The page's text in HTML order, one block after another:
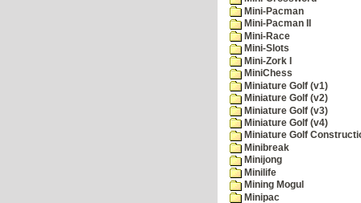
Mini-Pacman
Mini-Pacman II
Mini-Race
Mini-Slots
Mini-Zork I
MiniChess
Miniature Golf (v1)
Miniature Golf (v2)
Miniature Golf (v3)
Miniature Golf (v4)
Miniature Golf
Minibreak
Minijong
Minilife
Mining Mogul
Minipac